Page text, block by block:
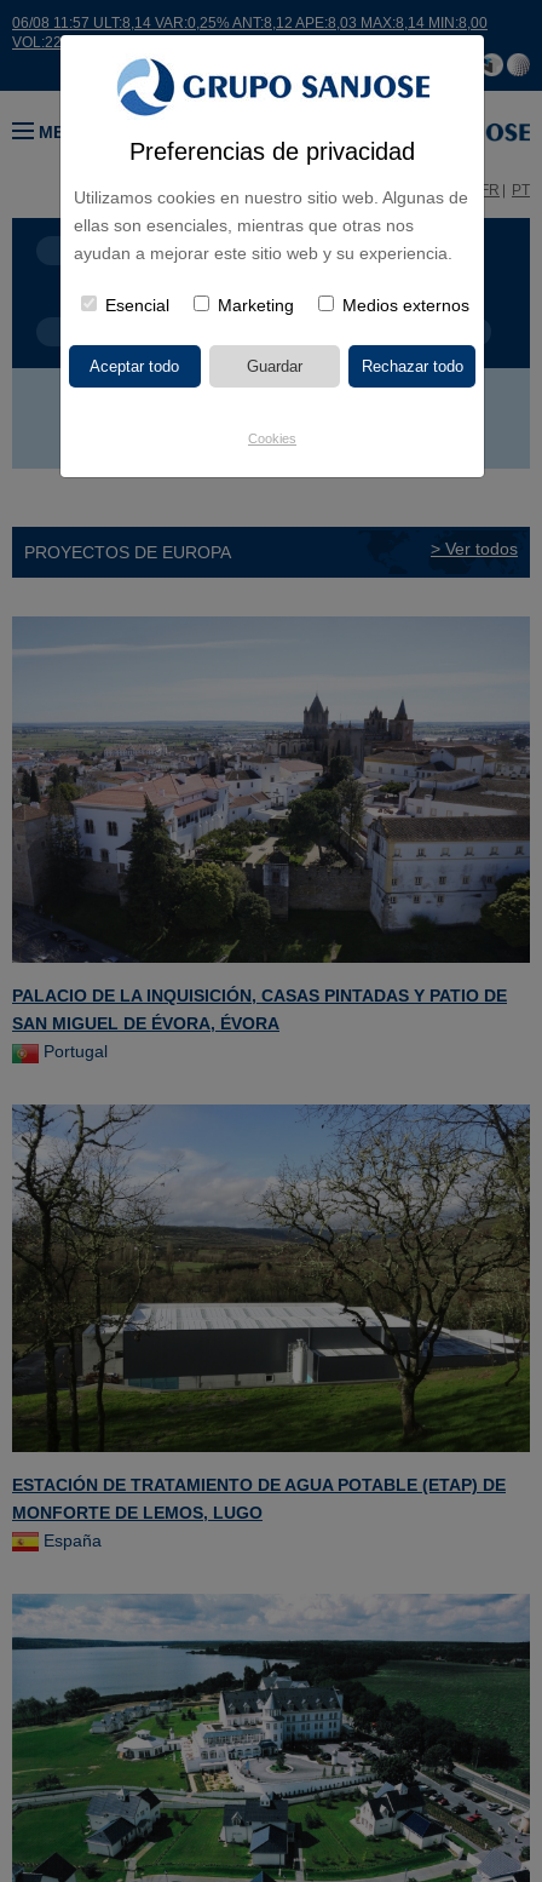
Preferencias de privacidad
Utilizamos cookies en nuestro sitio web. Algunas de
ellas son esenciales, mientras que otras nos
ayudan a mejorar este sitio web y su experiencia.
Esencial Marketing Medios externos
Cookies
06/08 11:57 ULT:8,14 VAR:0,25% ANT:8,12 APE:8,03 MAX:8,14 MIN:8,00
VOL:22561
MENÚ
EN FR PT
LÍNEA DE NEGOCIO CONTINENTES
PROYECTOS DE EUROPA > Ver todos
PALACIO DE LA INQUISICIÓN, CASAS PINTADAS Y PATIO DE
SAN MIGUEL DE ÉVORA, ÉVORA
Portugal
ESTACIÓN DE TRATAMIENTO DE AGUA POTABLE (ETAP) DE
MONFORTE DE LEMOS, LUGO
España